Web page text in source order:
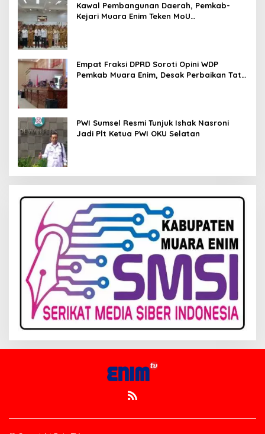
Kawal Pembangunan Daerah, Pemkab-
Kejari Muara Enim Teken MoU
Empat Fraksi DPRD Soroti Opini WDP
Pemkab Muara Enim, Desak Perbaikan Tata
PWI Sumsel Resmi Tunjuk Ishak Nasroni
Jadi Plt Ketua PWI OKU Selatan